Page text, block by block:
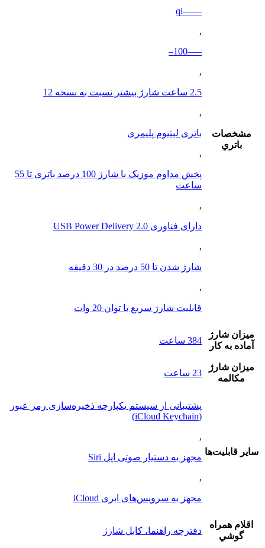
مشخصات
باتري
——qi
,
—–100–
,
2.5 ساعت شارژ بیشتر نسبت به نسخه 12
,
باتری لیتیوم پلیمری
,
پخش مداوم موزیک با شارژ 100 درصد باتری تا 55
ساعت
,
دارای فناوری USB Power Delivery 2.0
,
شارژ شدن تا 50 درصد در 30 دقیقه
,
قابلیت شارژ سریع با توان 20 وات
ميزان شارژ
آماده به کار
384 ساعت
ميزان شارژ
مکالمه
23 ساعت
ساير قابليت‌ها
پشتیبانی از سیستم یکپارچه ذخیره‌سازی رمز عبور
(iCloud Keychain)
,
مجهز به دستیار صوتی اپل Siri
,
مجهز به سرویس‌های ابری iCloud
اقلام همراه
گوشي
دفترچه راهنما، کابل شارژ